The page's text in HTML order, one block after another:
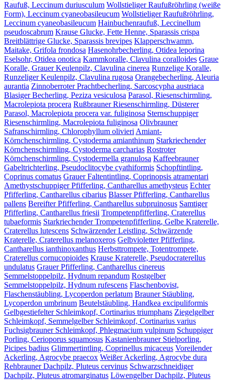
Raufuß, Leccinum duriusculum Wollstieliger Raufußröhrling (weiße
Form), Leccinum cyaneobasileucum Wollstieliger Raufußröhrling,
Leccinum cyaneobasileucum Hainbuchenraufuß, Leccinellum
pseudoscabrum Krause Glucke, Fette Henne, Sparassis crispa
Breitblättrige Glucke, Sparassis brevipes Klapperschwamm,
Maitake, Grifola frondosa Hasenohrbecherling, Otidea leporina
Eselsohr, Otidea onotica Kammkoralle, Clavulina coralloides Graue
Koralle, Grauer Keulenpilz, Clavulina cinerea Runzelige Koralle,
Runzeliger Keulenpilz, Clavulina rugosa Orangebecherling, Aleuria
aurantia Zinnoberroter Prachtbecherling, Sarcoscypha austriaca
Blasiger Becherling, Peziza vesiculosa Parasol, Riesenschirmling,
Macrolepiota procera Rußbrauner Riesenschirmling, Düsterer
Parasol, Macrolepiota procera var. fuliginosa Sternschuppiger
Riesenschirmling, Macrolepiota fuliginosa Olivbrauner
Safranschirmling, Chlorophyllum olivieriAmiant-
Körnchenschirmling, Cystoderma amianthinum Starkriechender
Körnchenschirmling, Cystoderma carcharias Rostroter
Körnchenschirmling, Cystodermella granulosa Kaffeebrauner
Gabeltrichterling, Pseudoclitocybe cyathiformis Schopftintling,
Coprinus comatus Grauer Faltentintling, Coprinopsis atramentari
Amethystschuppiger Pfifferling, Cantharellus amethysteus Echter
Pfifferling, Cantharellus cibarius Blasser Pfifferling, Cantharellus
pallens Bereifter Pfifferling, Cantharellus subpruinosus Samtiger
Pfifferling, Cantharellus friesii Trompetenpfifferling, Craterellus
tubaeformis Starkriechender Trompetenpfifferling, Gelbe Kraterelle,
Craterellus lutescens Schwärzender Leistling, Schwärzende
Kraterelle, Craterellus melanoxeros Gelbvioletter Pfifferling,
Cantharellus ianthinoxanthus Herbsttrompete, Totentrompete,
Craterellus cornucopioides Krause Kraterelle, Pseudocraterellus
undulatus Grauer Pfifferling, Cantharellus cinereus
Semmelstoppelpilz, Hydnum repandum Rostgelber
Semmelstoppelpilz, Hydnum rufescens Flaschenbovist,
Flaschenstäubling, Lycoperdon perlatum Brauner Stäubling,
Lycoperdon umbrinum Beutelstäubling, Handkea excipuliformis
Gelbgestiefelter Schleimkopf, Cortinarius triumphans Ziegelgelber
Schleimkopf, Semmelgelber Schleimkopf, Cortinarius varius
Fuchsigbrauner Schleimkopf, Phlegmacium vulpinum Schuppiger
Porling, Cerioporus squamosus Kastanienbrauner Stielporling,
Picipes badius Glimmertintling, Coprinellus micaceus Voreilender
Ackerling, Agrocybe praecox Weißer Ackerling, Agrocybe dura
Rehbrauner Dachpilz, Pluteus cervinus Schwarzschneidiger
Dachpilz, Pluteus atromarginatus Löwengelber Dachpilz, Pluteus